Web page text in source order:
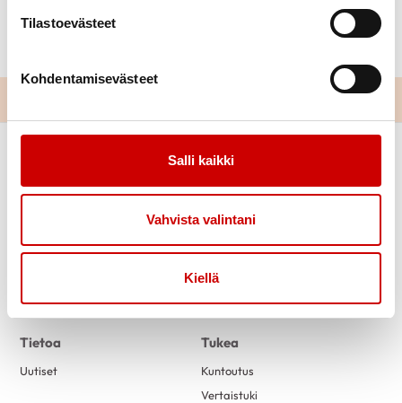
Tilastoevästeet
Kohdentamisevästeet
Salli kaikki
Vahvista valintani
Kiellä
Järjestäjinä Juuan Sydänyhdistys, Juuan Urheilijat ja
Tietoa
Uutiset
Tukea
Kuntoutus
Vertaistuki